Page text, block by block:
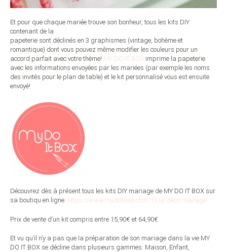
Et pour que chaque mariée trouve son bonheur, tous les kits DIY
contenant de la
papeterie sont déclinés en 3 graphismes (vintage, bohème et
romantique) dont vous pouvez même modifier les couleurs pour un
accord parfait avec votre thème! MY DO IT BOX imprime la papeterie
avec les informations envoyées par les mariées (par exemple les noms
des invités pour le plan de table) et le kit personnalisé vous est ensuite
envoyé!
Découvrez dès à présent tous les kits DIY mariage de MY DO IT BOX sur
sa boutiqu en ligne: https://www.mydoitbox.com/13-la-deco-mariage
Prix de vente d’un kit compris entre 15,90€ et 64,90€
Et vu qu’il n’y a pas que la préparation de son mariage dans la vie MY
DO IT BOX se décline dans plusieurs gammes: Maison, Enfant,